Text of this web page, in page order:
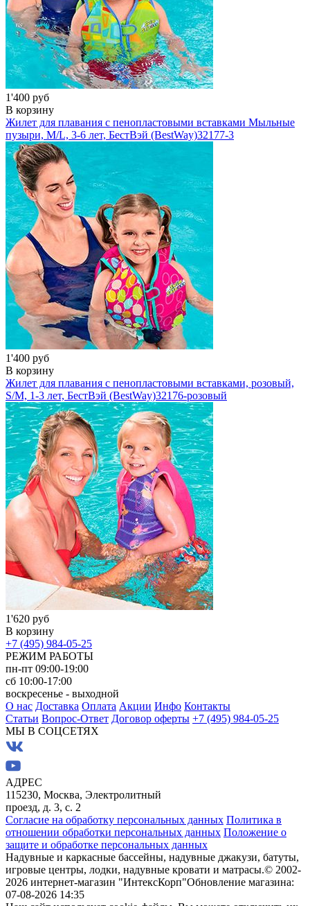
1'400 руб
В корзину
Жилет для плавания с пенопластовыми вставками Мыльные
пузыри, M/L, 3-6 лет, БестВэй (BestWay)32177-3
1'400 руб
В корзину
Жилет для плавания с пенопластовыми вставками, розовый,
S/M, 1-3 лет, БестВэй (BestWay)32176-розовый
1'620 руб
В корзину
+7 (495) 984-05-25
РЕЖИМ РАБОТЫ
пн-пт 09:00-19:00
сб 10:00-17:00
воскресенье - выходной
О нас Доставка Оплата Акции Инфо Контакты
Статьи Вопрос-Ответ Договор оферты +7 (495) 984-05-25
МЫ В СОЦСЕТЯХ
АДРЕС
115230, Москва, Электролитный
проезд, д. 3, с. 2
Согласие на обработку персональных данных Политика в
отношении обработки персональных данных Положение о
защите и обработке персональных данных
Надувные и каркасные бассейны, надувные джакузи, батуты,
игровые центры, лодки, надувные кровати и матрасы.© 2002-
2026 интернет-магазин "ИнтексКорп"Обновление магазина:
07-08-2026 14:35